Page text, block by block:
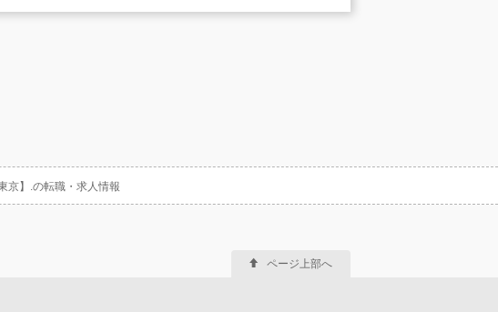
京】.の転職・求人情報
ページ上部へ